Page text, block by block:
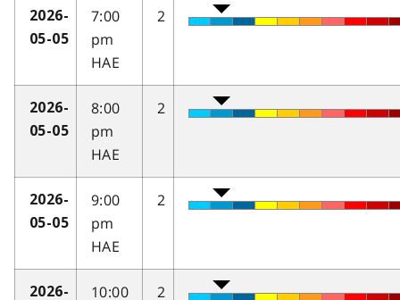
2026-
05-05
7:00
pm
HAE
2
2026-
05-05
8:00
pm
HAE
2
2026-
05-05
9:00
pm
HAE
2
2026- 10:00 2